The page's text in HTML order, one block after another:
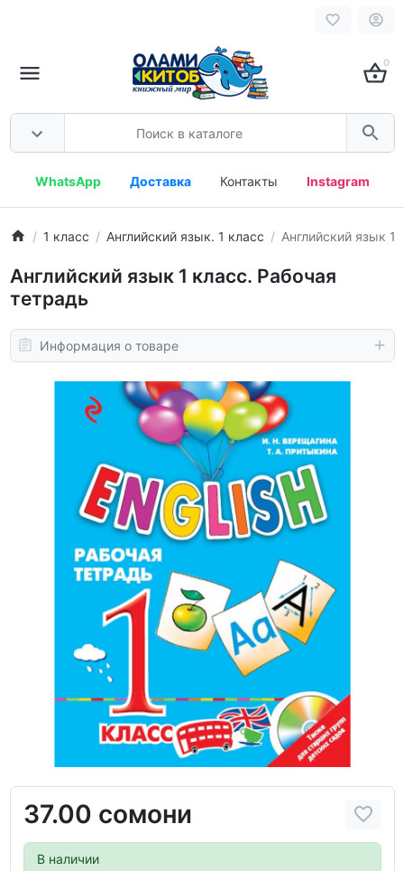
0
WhatsApp Доставка Контакты Instagram
1 класс Английский язык. 1 класс Английский язык 1
Английский язык 1 класс. Рабочая
тетрадь
Информация о товаре
37.00 сомони
В наличии